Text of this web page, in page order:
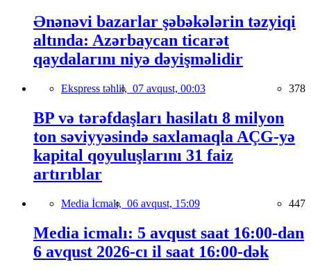
Ənənəvi bazarlar şəbəkələrin təzyiqi
altında: Azərbaycan ticarət
qaydalarını niyə dəyişməlidir
Ekspress təhlil, 07 avqust, 00:03 378
BP və tərəfdaşları hasilatı 8 milyon
ton səviyyəsində saxlamaqla AÇG-yə
kapital qoyuluşlarını 31 faiz
artırıblar
Media İcmalı, 06 avqust, 15:09 447
Media icmalı: 5 avqust saat 16:00-dan
6 avqust 2026-cı il saat 16:00-dək